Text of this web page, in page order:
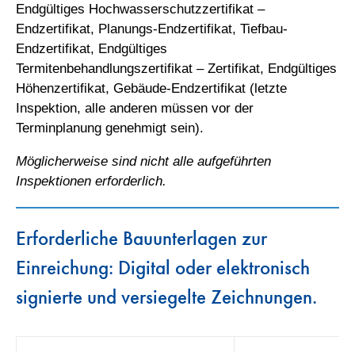
Endgültiges Hochwasserschutzzertifikat –
Endzertifikat, Planungs-Endzertifikat, Tiefbau-
Endzertifikat, Endgültiges
Termitenbehandlungszertifikat – Zertifikat, Endgültiges
Höhenzertifikat, Gebäude-Endzertifikat (letzte
Inspektion, alle anderen müssen vor der
Terminplanung genehmigt sein).
Möglicherweise sind nicht alle aufgeführten
Inspektionen erforderlich.
Erforderliche Bauunterlagen zur
Einreichung: Digital oder elektronisch
signierte und versiegelte Zeichnungen.